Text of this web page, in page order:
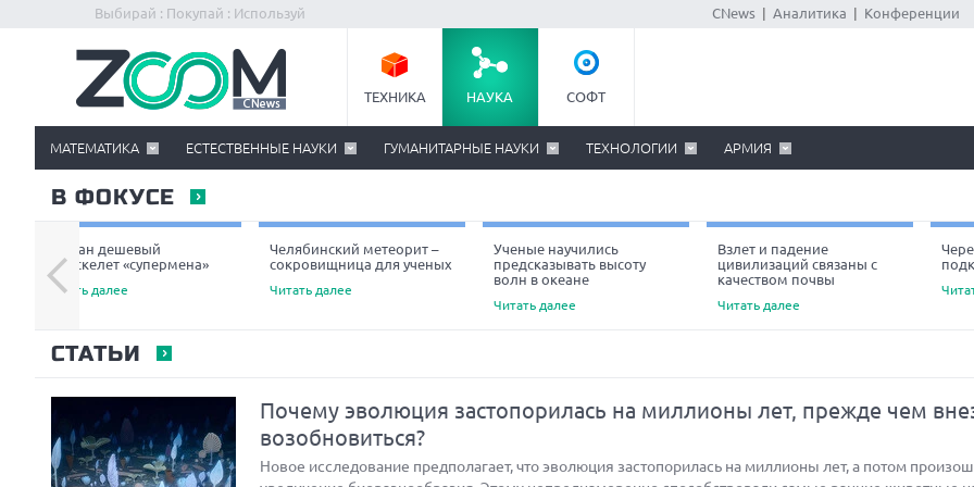
Выбирай : Покупай : Используй CNews Аналитика Конференции
ТЕХНИКА НАУКА СОФТ
МАТЕМАТИКА ЕСТЕСТВЕННЫЕ НАУКИ ГУМАНИТАРНЫЕ НАУКИ ТЕХНОЛОГИИ АРМИЯ
В ФОКУСЕ
Создан дешевый
экзоскелет «супермена»
Читать далее
Челябинский метеорит –
сокровищница для ученых
Читать далее
Ученые научились
предсказывать высоту
волн в океане
Читать далее
Взлет и падение
цивилизаций связаны с
качеством почвы
Читать далее
СТАТЬИ
Почему эволюция застопорилась на миллионы лет, прежде чем
возобновиться?
Новое исследование предполагает, что эволюция застопорилась на миллионы лет, а потом